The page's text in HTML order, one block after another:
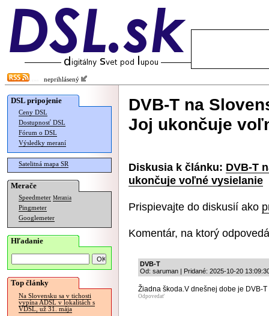
neprihlásený
DSL pripojenie
Ceny DSL
Dostupnosť DSL
Fórum o DSL
Výsledky meraní
Satelitná mapa SR
Merače
Speedmeter Merania
Pingmeter
Googlemeter
Hľadanie
Top články
Na Slovensku sa v tichosti
vypína ADSL v lokalitách s
VDSL, už 31. mája
DVB-T na
Joj ukončuje
Diskusia k článku: DVB-T
ukončuje voľné vysielanie
Prispievajte do diskusií ako
Komentár, na ktorý
DVB-T
Od: saruman | Pridané: 2025-10-20
Žiadna škoda.V dnešnej dobe je DVB-T
Odpovedať